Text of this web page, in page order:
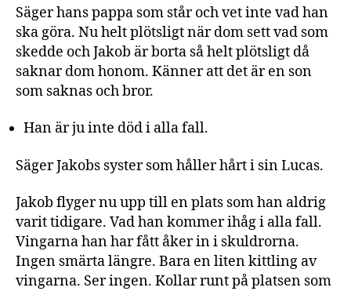
Säger hans pappa som står och vet inte vad han
ska göra. Nu helt plötsligt när dom sett vad som
skedde och Jakob är borta så helt plötsligt då
saknar dom honom. Känner att det är en son
som saknas och bror.
Han är ju inte död i alla fall.
Säger Jakobs syster som håller hårt i sin Lucas.
Jakob flyger nu upp till en plats som han aldrig
varit tidigare. Vad han kommer ihåg i alla fall.
Vingarna han har fått åker in i skuldrorna.
Ingen smärta längre. Bara en liten kittling av
vingarna. Ser ingen. Kollar runt på platsen som